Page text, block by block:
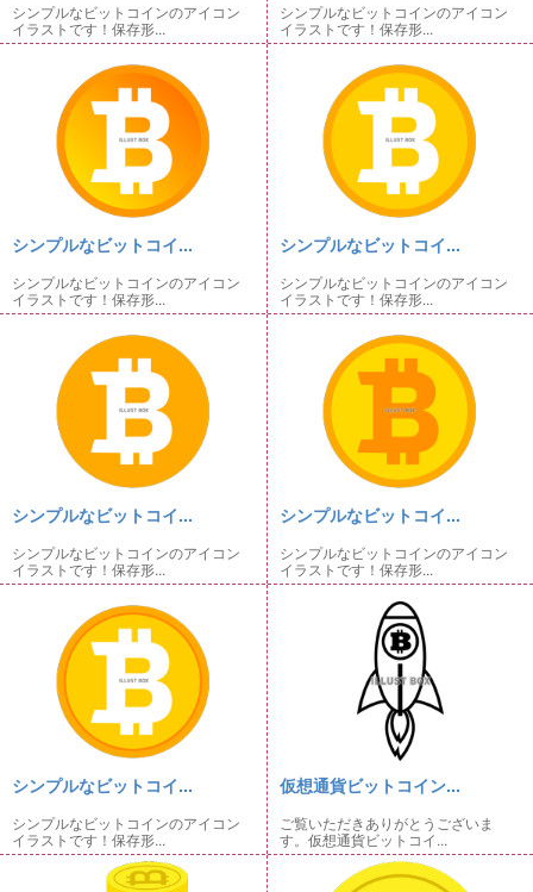
シンプルなビットコインのアイコン
イラストです！保存形...
シンプルなビットコインのアイコン
イラストです！保存形...
シンプルなビットコイ...
シンプルなビットコインのアイコン
イラストです！保存形...
シンプルなビットコイ...
シンプルなビットコインのアイコン
イラストです！保存形...
シンプルなビットコイ...
シンプルなビットコインのアイコン
イラストです！保存形...
シンプルなビットコイ...
シンプルなビットコインのアイコン
イラストです！保存形...
シンプルなビットコイ...
シンプルなビットコインのアイコン
イラストです！保存形...
仮想通貨ビットコイン...
ご覧いただきありがとうございま
す。仮想通貨ビットコイ...